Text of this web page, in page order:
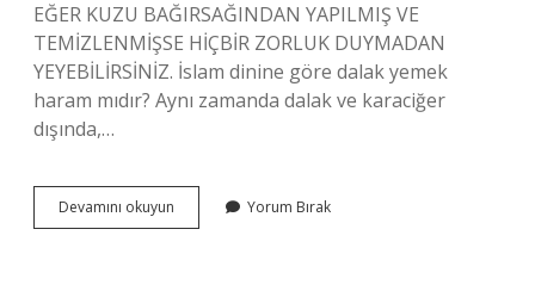
EĞER KUZU BAĞIRSAĞINDAN YAPILMIŞ VE
TEMİZLENMİŞSE HİÇBİR ZORLUK DUYMADAN
YEYEBİLİRSİNİZ. İslam dinine göre dalak yemek
haram mıdır? Aynı zamanda dalak ve karaciğer
dışında,…
Devamını okuyun
Dalağı
Yorum Bırak